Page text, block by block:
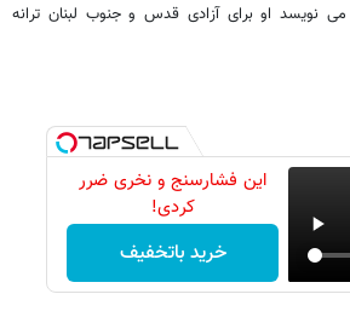
می نویسد او برای آزادی قدس و جنوب لبنان ترانه‌
این فشارسنج و نخری ضرر
کردی!
خرید باتخفیف